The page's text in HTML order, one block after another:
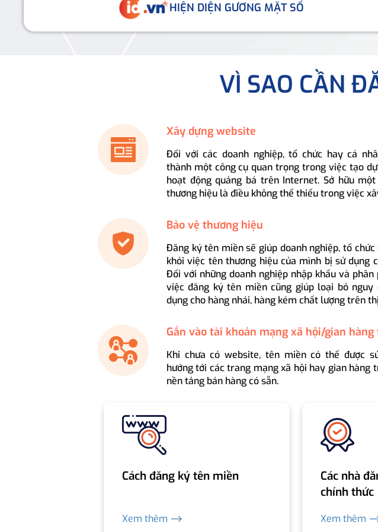
HIỆN DIỆN GƯƠNG MẶT SỐ
VÌ SAO CẦN
Xây dựng website
Đối với các doanh nghiệp, tổ chức hay cá
thành một công cụ quan trọng trong việc tạo
hoạt động quảng bá trên Internet. Sở hữu
thương hiệu là điều không thể thiếu trong việc
Bảo vệ thương hiệu
Đăng ký tên miền sẽ giúp doanh nghiệp, tổ
khỏi việc tên thương hiệu của mình bị sử dụng
Đối với những doanh nghiệp nhập khẩu và phân
việc đăng ký tên miền cũng giúp loại bỏ
dụng cho hàng nhái, hàng kém chất lượng trên
Gắn vào tài khoản mạng xã hội/gian
Khi chưa có website, tên miền có thể được
hướng tới các trang mạng xã hội hay gian hàng
nền tảng bán hàng có sẵn.
Cách đăng ký tên miền
Xem thêm ⟶
Các nhà
chính thức
Xem thêm